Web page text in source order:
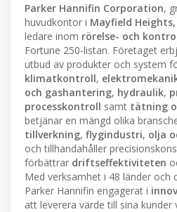
Parker Hannifin Corporation,
huvudkontor i Mayfield Heights,
ledare inom rörelse- och
Fortune 250-listan. Företaget
utbud av produkter och system
klimatkontroll,
och gashantering, hydraulik,
processkontroll samt tätning
betjänar en mängd olika
tillverkning, flygindustri, olja
och tillhandahåller
förbättrar driftseffektiviteten
Med verksamhet i 48 länder och
Parker Hannifin engagerat i
att leverera värde till sina kunder